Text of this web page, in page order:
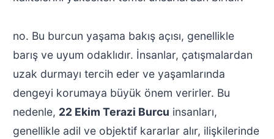
no. Bu burcun yaşama bakış açısı, genellikle
barış ve uyum odaklıdır. İnsanlar, çatışmalardan
uzak durmayı tercih eder ve yaşamlarında
dengeyi korumaya büyük önem verirler. Bu
nedenle, 22 Ekim Terazi Burcu insanları,
genellikle adil ve objektif kararlar alır, ilişkilerinde